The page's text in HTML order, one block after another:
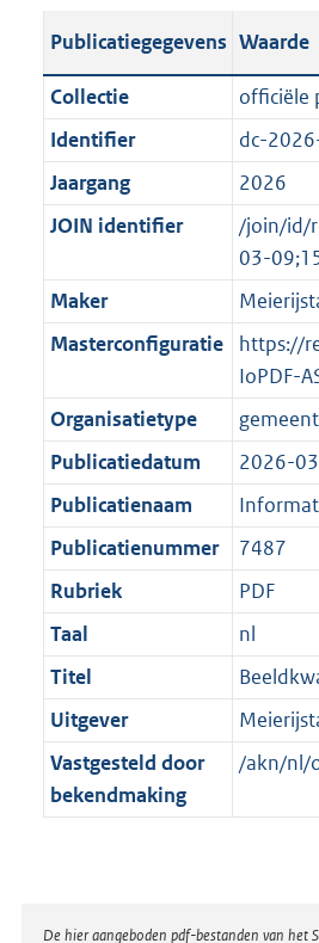
b
i
c
a
t
i
i
n
f
r
m
a
a
t
o
t
t
e
:
o
b
e
k
n
d
t
a
n
d
g
r
o
o
t
t
e
:
2
K
b
Publicatiegegevens Waarde
Collectie
officiële
Identifier
dc-
Jaargang
2026
JOIN identifier
/join/id/
03-
Maker
Masterconfiguratie
https://
IoPDF-
Organisatietype
Publicatiedatum
2026-
Publicatienaam
Publicatienummer
7487
Rubriek
PDF
Taal
nl
Titel
Uitgever
Vastgesteld door
bekendmaking
/akn/nl/
De hier aangeboden pdf-bestanden van het